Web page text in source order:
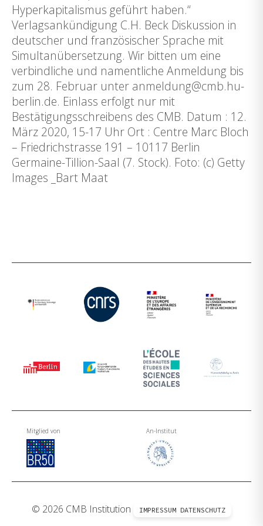
Hyperkapitalismus geführt haben.“
Verlagsankündigung C.H. Beck Diskussion in
deutscher und französischer Sprache mit
Simultanübersetzung. Wir bitten um eine
verbindliche und namentliche Anmeldung bis
zum 28. Februar unter anmeldung@cmb.hu-
berlin.de. Einlass erfolgt nur mit
Bestätigungsschreibens des CMB. Datum : 12.
März 2020, 15-17 Uhr Ort : Centre Marc Bloch
– Friedrichstrasse 191 – 10117 Berlin
Germaine-Tillion-Saal (7. Stock). Foto: (c) Getty
Images _Bart Maat
Mitglied von An-Institut
© 2026 CMB Institution IMPRESSUM DATENSCHUTZ